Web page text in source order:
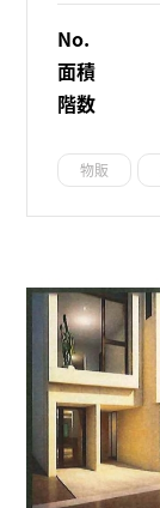
No.
面積
階数
物販